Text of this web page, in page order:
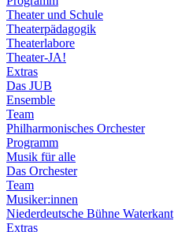
Theater und Schule
Theaterpädagogik
Theaterlabore
Theater-JA!
Extras
Das JUB
Ensemble
Team
Philharmonisches Orchester
Programm
Musik für alle
Das Orchester
Team
Musiker:innen
Niederdeutsche Bühne Waterkant
Extras